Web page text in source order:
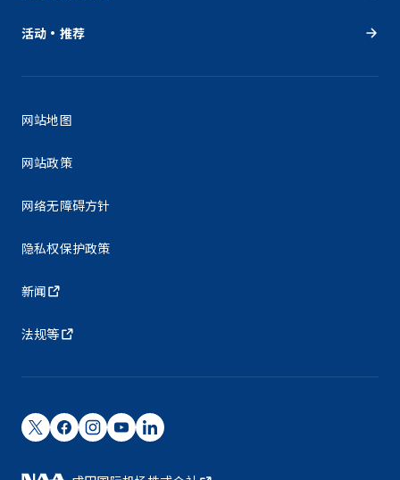
活动・推荐
网站地图
网站政策
网络无障碍方针
隐私权保护政策
新闻
法规等